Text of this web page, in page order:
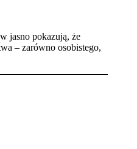
jasno pokazują, że
– zarówno osobistego,